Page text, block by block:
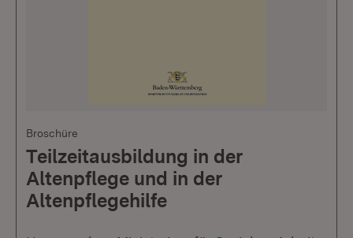
Broschüre
Teilzeitausbildung in der
Altenpflege und in der
Altenpflegehilfe